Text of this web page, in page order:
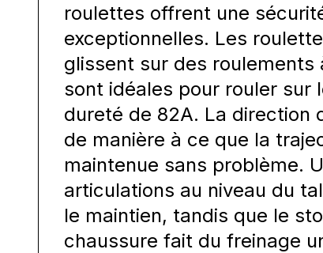
roulettes offrent une
exceptionnelles. Les
glissent sur des roulements
sont idéales pour rouler sur
dureté de 82A. La direction
de manière à ce que la
maintenue sans problème.
articulations au niveau du
le maintien, tandis que le
chaussure fait du freinage